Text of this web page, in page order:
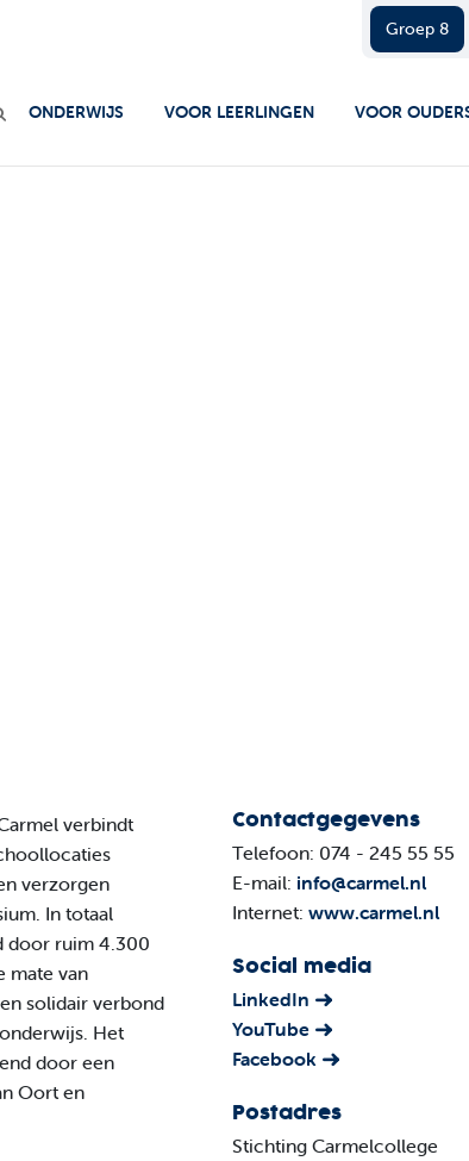
Groep 8
ONDERWIJS VOOR LEERLINGEN VOOR
verbindt
verzorgen
In totaal
door ruim 4.300
mate van
solidair verbond
Het
door een
Oort en
Contactgegevens
Telefoon: 074 - 245 55 55
E-mail: info@carmel.nl
Internet: www.carmel.nl
Social media
LinkedIn
YouTube
Facebook
Postadres
Stichting Carmelcollege